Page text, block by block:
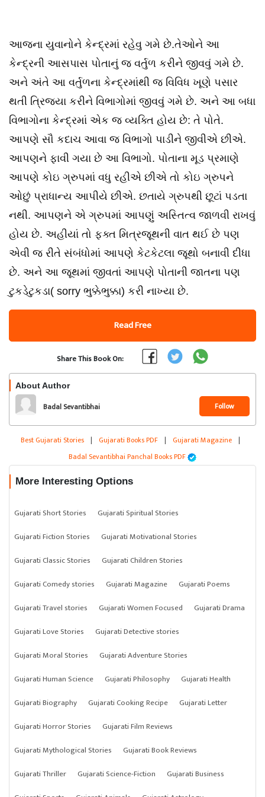
આજના યુવાનોને કેન્દ્રમાં રહેવુ ગમે છે.તેઓને આ
કેન્દ્રની આસપાસ પોતાનું જ વર્તુળ કરીને જીવવું ગમે છે.
અને અંતે આ વર્તુળના કેન્દ્રમાંથી જ વિવિધ ખૂણે પસાર
થતી ત્રિજયા કરીને વિભાગોમાં જીવવું ગમે છે. અને આ બધા
વિભાગોના કેન્દ્રમાં એક જ વ્યક્તિ હોય છે: તે પોતે.
આપણે સૌ કદાચ આવા જ વિભાગો પાડીને જીવીએ છીએ.
આપણને ફાવી ગયા છે આ વિભાગો. પોતાના મૂડ પ્રમાણે
આપણે કોઇ ગ્રુપમાં વધુ રહીએ છીએ તો કોઇ ગ્રુપને
ઓછું પ્રાધાન્ય આપીયે છીએ. છતાયે ગ્રુપથી છૂટાં પડતા
નથી. આપણને એ ગ્રુપમાં આપણું અસ્તિત્વ જાળવી રાખવું
હોય છે. અહીયાં તો ફક્ત મિત્રજૂથની વાત થઈ છે પણ
એવી જ રીતે સંબંધોમાં આપણે કેટકેટલા જૂથો બનાવી દીધા
છે. અને આ જૂથમાં જીવતાં આપણે પોતાની જાતના પણ
ટુકડેટુકડા( sorry ભુક્કેભુક્કા) કરી નાખ્યા છે.
Read Free
Share This Book On:
About Author
Badal Sevantibhai
Panchal
Follow
Best Gujarati Stories | Gujarati Books PDF | Gujarati Magazine |
Badal Sevantibhai Panchal Books PDF
More Interesting Options
Gujarati Short Stories
Gujarati Spiritual Stories
Gujarati Fiction Stories
Gujarati Motivational Stories
Gujarati Classic Stories
Gujarati Children Stories
Gujarati Comedy stories
Gujarati Magazine
Gujarati Poems
Gujarati Travel stories
Gujarati Women Focused
Gujarati Drama
Gujarati Love Stories
Gujarati Detective stories
Gujarati Moral Stories
Gujarati Adventure Stories
Gujarati Human Science
Gujarati Philosophy
Gujarati Health
Gujarati Biography
Gujarati Cooking Recipe
Gujarati Letter
Gujarati Horror Stories
Gujarati Film Reviews
Gujarati Mythological Stories
Gujarati Book Reviews
Gujarati Thriller
Gujarati Science-Fiction
Gujarati Business